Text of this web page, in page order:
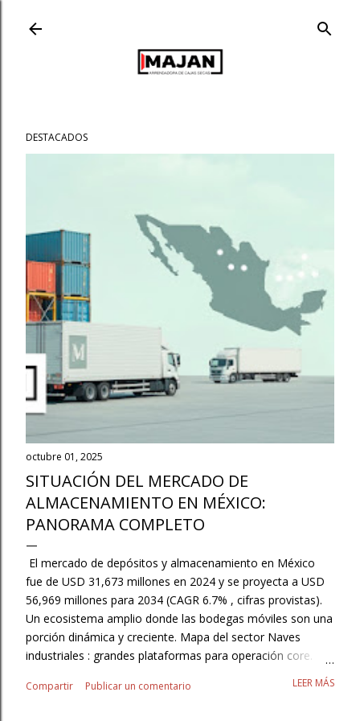
DESTACADOS
octubre 01, 2025
SITUACIÓN DEL MERCADO DE
ALMACENAMIENTO EN MÉXICO:
PANORAMA COMPLETO
El mercado de depósitos y almacenamiento en México
fue de USD 31,673 millones en 2024 y se proyecta a USD
56,969 millones para 2034 (CAGR 6.7% , cifras provistas).
Un ecosistema amplio donde las bodegas móviles son una
porción dinámica y creciente. Mapa del sector Naves
industriales : grandes plataformas para operación core.
flexibilidad. Autoalmacenaje/minibodegas : resguardo para
Compartir Publicar un comentario LEER MÁS